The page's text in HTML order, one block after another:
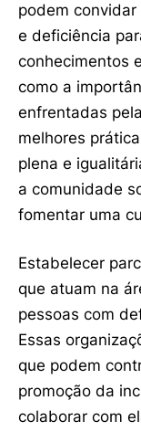
podem
e deficiência
conhecimentos
como a
enfrentadas
melhores
plena e
a comunidade
fomentar uma
Estabelecer
que atuam na
pessoas com
Essas
que podem
promoção da
colaborar com